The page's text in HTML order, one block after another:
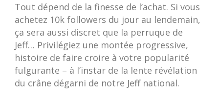
Tout dépend de la finesse de l’achat. Si vous
achetez 10k followers du jour au lendemain,
ça sera aussi discret que la perruque de
Jeff… Privilégiez une montée progressive,
histoire de faire croire à votre popularité
fulgurante – à l’instar de la lente révélation
du crâne dégarni de notre Jeff national.